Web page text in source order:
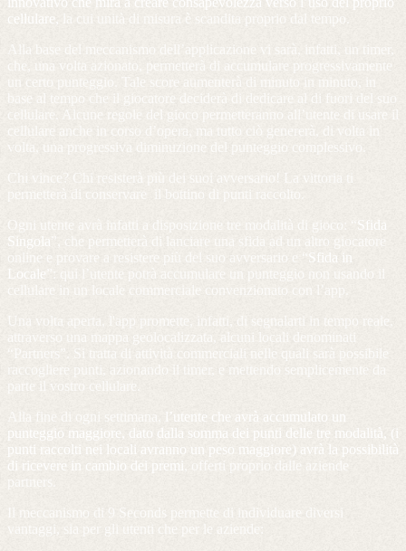
cellulare,
la cui unità di misura è scandita proprio dal tempo.
Alla base del meccanismo dell’applicazione vi sarà, infatti, un timer,
che, una volta azionato, permetterà di accumulare progressivamente
un certo punteggio. Tale score aumenterà di minuto in minuto, in
base al tempo che il giocatore deciderà di dedicare al di fuori del suo
cellulare. Alcune regole del gioco permetteranno all’utente di usare il
cellulare anche in corso d’opera, ma tutto ciò genererà, di volta in
volta, una progressiva diminuzione del punteggio complessivo.
Chi vince? Chi resisterà più dei suoi avversario! La vittoria ti
permetterà di conservare il bottino di punti raccolto.
Ogni utente avrà infatti a disposizione tre modalità di gioco: “ Sfida
Singola ”, che permetterà di lanciare una sfida ad un altro giocatore
online e provare a resistere più del suo avversario e “
Sfida in
Locale”: qui l’utente potrà accumulare un punteggio non usando il
cellulare in un locale commerciale convenzionato con l’app.
Una volta aperta, l'app promette, infatti, di segnalarti in tempo reale,
attraverso una mappa geolocalizzata, alcuni locali denominati
“Partners”. Si tratta di attività commerciali nelle quali sarà possibile
raccogliere punti, azionando il timer, e mettendo semplicemente da
parte il vostro cellulare.
Alla fine di ogni settimana,
l’utente che avrà accumulato un
punteggio maggiore, dato dalla somma dei punti delle tre modalità, (i
punti raccolti nei locali avranno un peso maggiore) avrà la possibilità
di ricevere in cambio dei premi , offerti proprio dalle aziende
partners.
Il meccanismo di 9 Seconds permette di individuare diversi
vantaggi, sia per gli utenti che per le aziende: